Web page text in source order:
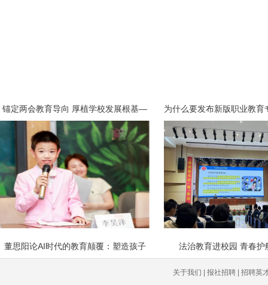
锚定两会教育导向 厚植学校发展根基—
董思阳论AI时代的教育颠覆：塑造孩子 法治教育进校园 青春护
关于我们 | 报社招聘 | 招聘英